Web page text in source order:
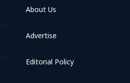
About Us
Advertise
Editorial Policy